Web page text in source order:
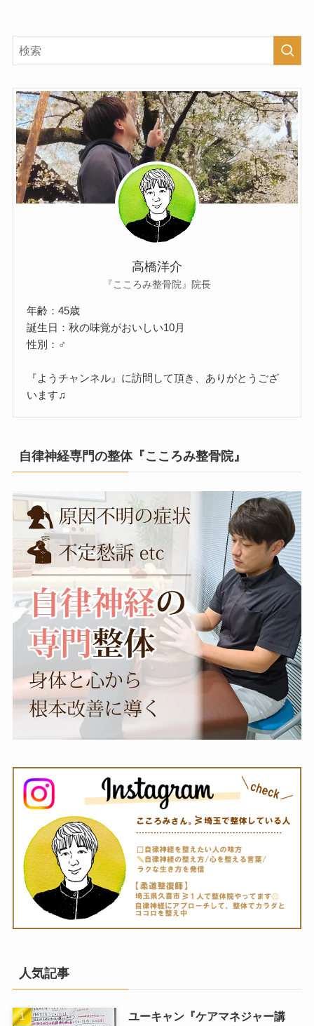
高橋洋介
『こころみ整骨院』院長
年齢：45歳
誕生日：秋の味覚がおいしい10月
性別：♂
『ようチャンネル』に訪問して頂き、ありがとうござ
います♫
自律神経専門の整体『こころみ整骨院』
人気記事
ユーキャン『ケアマネジャー講